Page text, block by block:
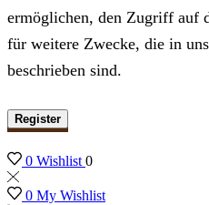
ermöglichen, den Zugriff auf
für weitere Zwecke, die in
beschrieben sind.
Register
0 Wishlist 0
0 My Wishlist